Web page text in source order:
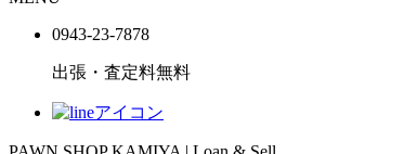
0943-23-7878
出張・査定料無料